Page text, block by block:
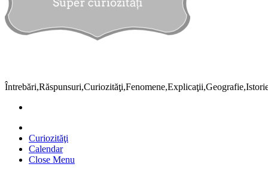
Curiozităţi
Calendar
Close Menu